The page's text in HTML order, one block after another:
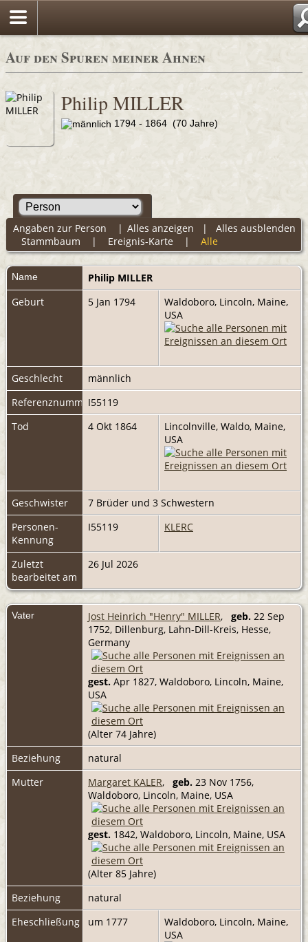
Auf den Spuren meiner Ahnen
Philip MILLER
1794 - 1864 (70 Jahre)
Alles anzeigen | Alles ausblenden
Angaben zur Person |
Stammbaum | Ereignis-Karte | Alle
Name Philip MILLER
Geburt
5 Jan 1794
Waldoboro, Lincoln, Maine,
USA
Geschlecht
männlich
ReferenznummerI55119
Tod
4 Okt 1864
Lincolnville, Waldo, Maine,
USA
Geschwister
7 Brüder und 3 Schwestern
Personen-
Kennung
I55119 KLERC
Zuletzt
bearbeitet am
26 Jul 2026
Vater Jost Heinrich "Henry" MILLER, geb. 22 Sep
1752, Dillenburg, Lahn-Dill-Kreis, Hesse,
Germany
gest. Apr 1827, Waldoboro, Lincoln, Maine,
USA
(Alter 74 Jahre)
Beziehung
natural
Mutter
Margaret KALER, geb. 23 Nov 1756,
Waldoboro, Lincoln, Maine, USA
gest. 1842, Waldoboro, Lincoln, Maine, USA
(Alter 85 Jahre)
Beziehung
natural
Eheschließung
um 1777
Waldoboro, Lincoln, Maine,
USA